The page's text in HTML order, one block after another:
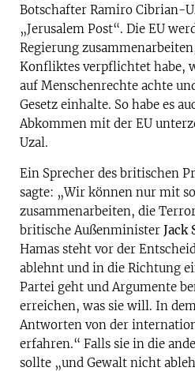
Botschafter Ramiro Cibrian-
„Jerusalem Post“. Die EU
Regierung
Konfliktes verpflichtet habe,
auf Menschenrechte achte
Gesetz einhalte. So habe es
Abkommen mit der EU
Uzal.
Ein Sprecher des britischen
sagte: „Wir können nur mit
zusammenarbeiten, die
britische Außenminister Jack
Hamas steht vor der
ablehnt und in die Richtung
Partei geht und Argumente
erreichen, was sie will. In
Antworten von der
erfahren.“ Falls sie in die
sollte „und Gewalt nicht